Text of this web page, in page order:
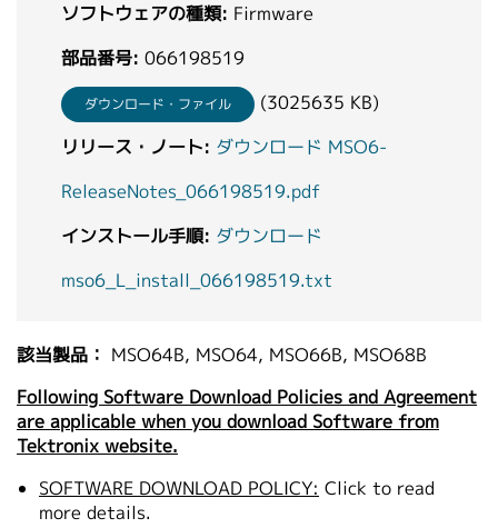
ソフトウェアの種類: Firmware
部品番号: 066198519
ダウンロード・ファイル
(3025635 KB)
リリース・ノート: ダウンロード MSO6-
ReleaseNotes_066198519.pdf
インストール手順: ダウンロード
mso6_L_install_066198519.txt
該当製品： MSO64B, MSO64, MSO66B, MSO68B
Following Software Download Policies and Agreement
are applicable when you download Software from
Tektronix website.
SOFTWARE DOWNLOAD POLICY: Click to read
more details.